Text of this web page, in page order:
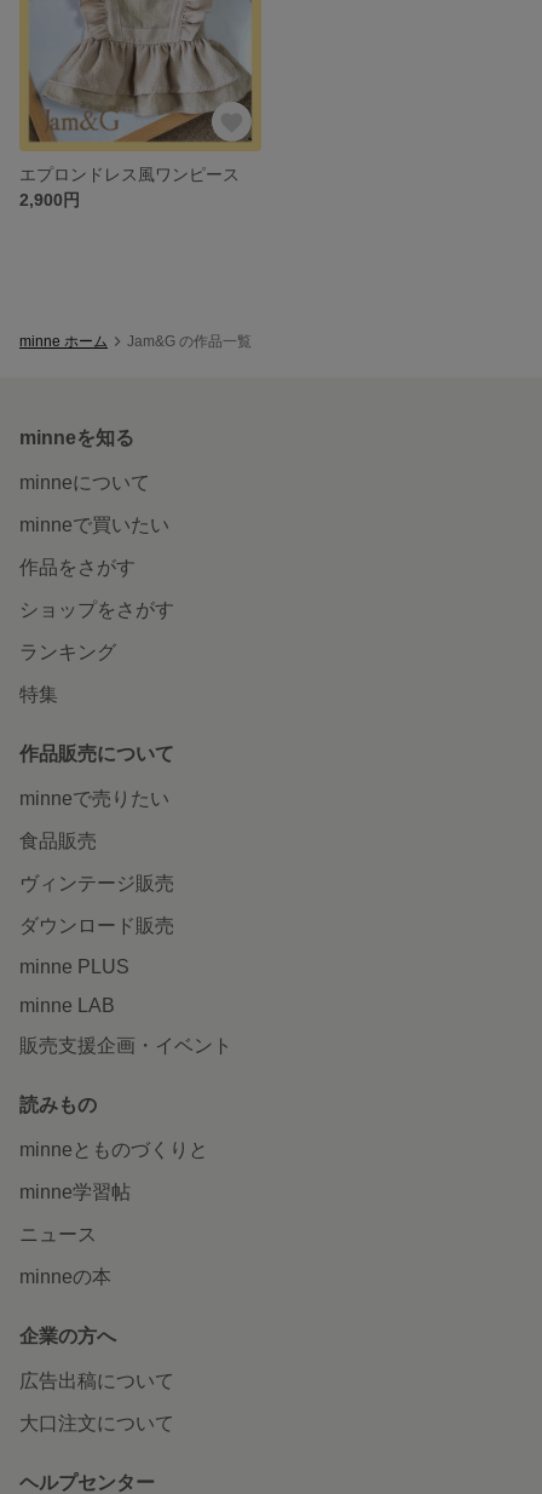
エプロンドレス風ワンピース
2,900円
minne ホーム Jam&G の作品一覧
minneを知る
minneについて
minneで買いたい
作品をさがす
ショップをさがす
ランキング
特集
作品販売について
minneで売りたい
食品販売
ヴィンテージ販売
ダウンロード販売
minne PLUS
minne LAB
販売支援企画・イベント
読みもの
minneとものづくりと
minne学習帖
ニュース
minneの本
企業の方へ
広告出稿について
大口注文について
ヘルプセンター